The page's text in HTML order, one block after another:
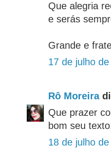
Que alegria
e serás
Grande e
17 de julho
Rô Moreira
Que prazer
bom seu
18 de julho